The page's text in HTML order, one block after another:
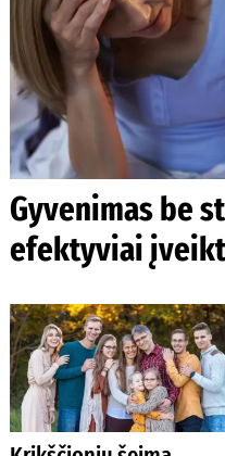
Gyvenimas be
efektyviai